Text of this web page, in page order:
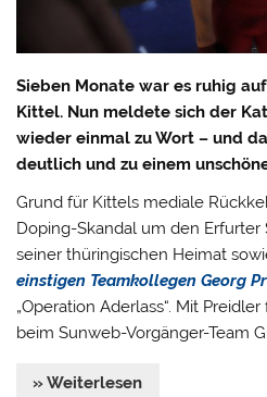
Sieben Monate war es ruhig
Kittel. Nun meldete sich der
wieder einmal zu Wort – und
deutlich und zu einem
Grund für Kittels mediale
Doping-Skandal um den Erfurter
seiner thüringischen Heimat
einstigen Teamkollegen Georg
„Operation Aderlass“. Mit
beim Sunweb-Vorgänger-Team
» Weiterlesen